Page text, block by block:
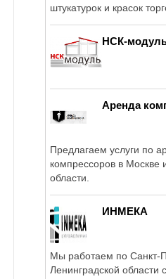
штукатурок и красок
НСК-
Аренда
Предлагаем услуги по
компрессоров в Москве
области.
ИНМЕКА
Мы работаем по Санкт-
Ленинградской области